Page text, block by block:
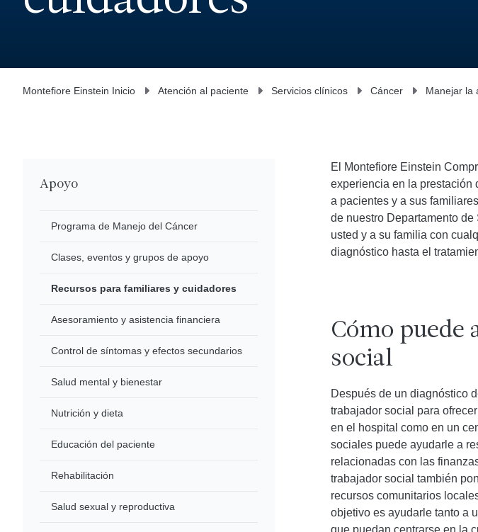
Montefiore Einstein Inicio Atención al paciente Servicios clínicos Cáncer Manejar la
Apoyo
Programa de Manejo del Cáncer
Clases, eventos y grupos de apoyo
Recursos para familiares y cuidadores
Asesoramiento y asistencia financiera
Control de síntomas y efectos secundarios
Salud mental y bienestar
Nutrición y dieta
Educación del paciente
Rehabilitación
Salud sexual y reproductiva
El Montefiore Einstein
experiencia en la prestación
a pacientes y a sus
de nuestro Departamento
usted y a su familia con
diagnóstico hasta el
Cómo puede
social
Después de un diagnóstico
trabajador social para
en el hospital como en un
sociales puede ayudarle a
relacionadas con las
trabajador social también
recursos comunitarios
objetivo es ayudarle tanto a
que puedan centrarse en la